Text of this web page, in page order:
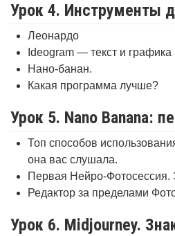
Урок 4. Инструменты
Леонардо
Ideogram — текст и графика
Нано-банан.
Какая программа лучше?
Урок 5. Nano Banana:
Топ способов
она вас слушала.
Первая Нейро-Фотосессия.
Редактор за пределами
Урок 6. Midjourney.